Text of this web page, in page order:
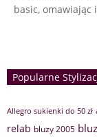
basic, omawiając
Popularne
Allegro sukienki do 50 zł
relab bluzy 2005